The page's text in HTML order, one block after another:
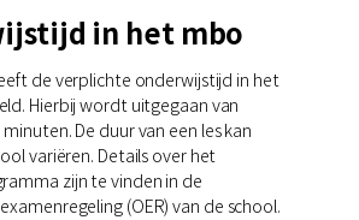
in het mbo
de verplichte onderwijstijd in het
Hierbij wordt uitgegaan van
De duur van een les kan
variëren. Details over het
zijn te vinden in de
(OER) van de school.